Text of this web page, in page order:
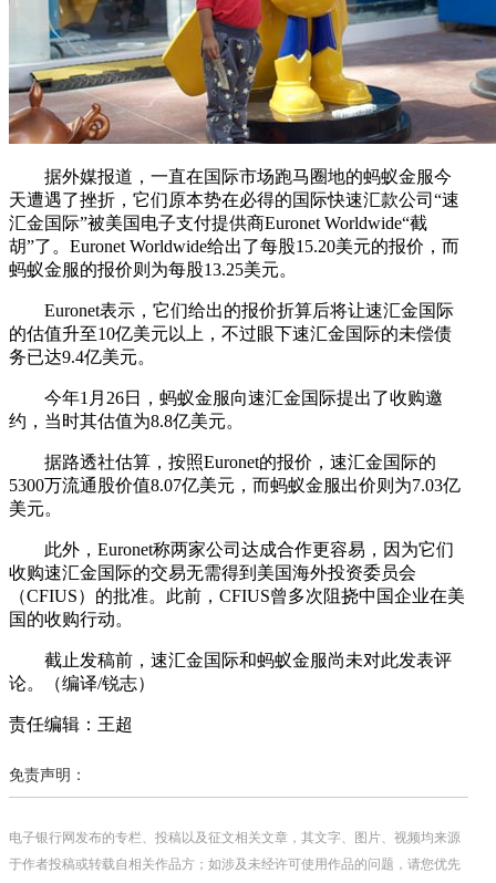
据外媒报道，一直在国际市场跑马圈地的蚂蚁金服今
天遭遇了挫折，它们原本势在必得的国际快速汇款公司“速
汇金国际”被美国电子支付提供商Euronet Worldwide“截
胡”了。Euronet Worldwide给出了每股15.20美元的报价，而
蚂蚁金服的报价则为每股13.25美元。
Euronet表示，它们给出的报价折算后将让速汇金国际
的估值升至10亿美元以上，不过眼下速汇金国际的未偿债
务已达9.4亿美元。
今年1月26日，蚂蚁金服向速汇金国际提出了收购邀
约，当时其估值为8.8亿美元。
据路透社估算，按照Euronet的报价，速汇金国际的
5300万流通股价值8.07亿美元，而蚂蚁金服出价则为7.03亿
美元。
此外，Euronet称两家公司达成合作更容易，因为它们
收购速汇金国际的交易无需得到美国海外投资委员会
（CFIUS）的批准。此前，CFIUS曾多次阻挠中国企业在美
国的收购行动。
截止发稿前，速汇金国际和蚂蚁金服尚未对此发表评
论。（编译/锐志）
责任编辑：王超
免责声明：
电子银行网发布的专栏、投稿以及征文相关文章，其文字、图片、视频均来源
于作者投稿或转载自相关作品方；如涉及未经许可使用作品的问题，请您优先